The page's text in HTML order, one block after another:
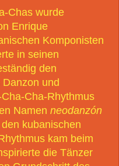
Chas wurde
Enrique
Komponisten
in seinen
den
und
Cha-Rhythmus
Namen neodanzón
kubanischen
kam beim
die Tänzer